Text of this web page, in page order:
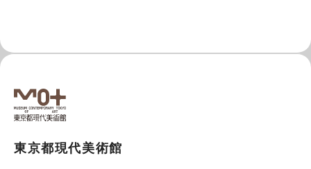
東京都現代美術館